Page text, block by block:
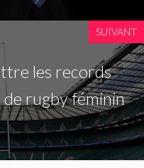
SUIVANT
les records
de rugby féminin